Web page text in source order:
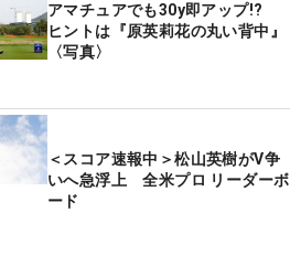
アマチュアでも30y即アップ!?
ヒントは『原英莉花の丸い背中』
〈写真〉
＜スコア速報中＞松山英樹がV争
いへ急浮上 全米プロ リーダーボ
ード